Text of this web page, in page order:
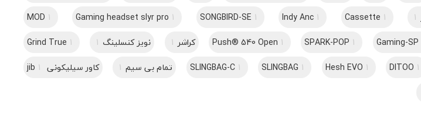
1
Cassette 1
Indy Anc 1
SONGBIRD-SE 1
Gaming headset slyr pro 1
MOD 1
Gaming-SP
SPARK-POP 1
Push® 540 Open 1 کراشر 1 نویز کنسلینگ 1
Grind True 1
DITOO 1
Hesh EVO 1
SLINGBAG 1
SLINGBAG-C 1 تمام بی سیم 1 کاور سیلیکونی jib 1